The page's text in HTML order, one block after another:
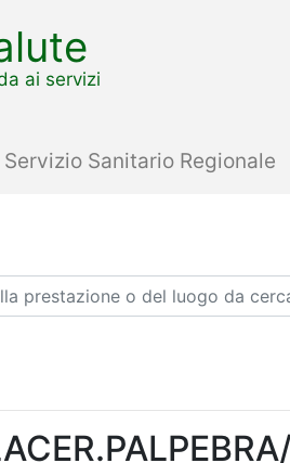
ai servizi
Servizio Sanitario Regionale